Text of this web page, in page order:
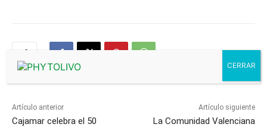
Artículo anterior
Cajamar celebra el 50
Artículo siguiente
La Comunidad Valenciana